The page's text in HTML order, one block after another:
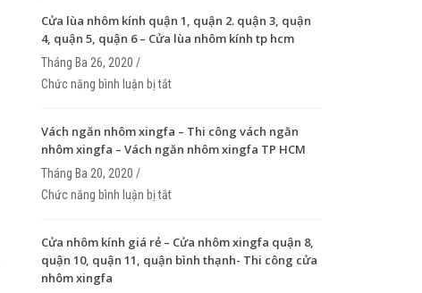
Cửa lùa nhôm kính quận 1, quận 2. quận 3, quận
4, quận 5, quận 6 – Cửa lùa nhôm kính tp hcm
Tháng Ba 26, 2020 /
Chức năng bình luận bị tắt
Vách ngăn nhôm xingfa – Thi công vách ngăn
nhôm xingfa – Vách ngăn nhôm xingfa TP HCM
Tháng Ba 20, 2020 /
Chức năng bình luận bị tắt
Cửa nhôm kính giá rẻ – Cửa nhôm xingfa quận 8,
quận 10, quận 11, quận bình thạnh- Thi công cửa
nhôm xingfa